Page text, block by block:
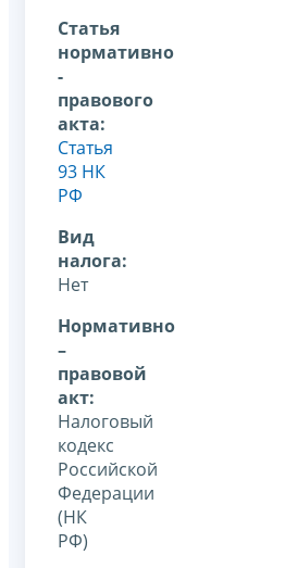
Статья
нормативно
-
правового
акта:
Статья
93 НК
РФ
Вид
налога:
Нет
Нормативно
–
правовой
акт:
Налоговый
кодекс
Российской
Федерации
(НК
РФ)